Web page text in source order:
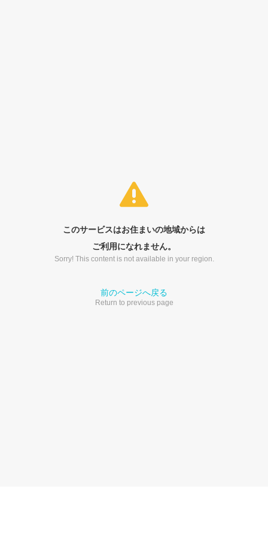
このサービスはお住まいの地域からは
ご利用になれません。
Sorry! This content is not available in your region.
前のページへ戻る
Return to previous page